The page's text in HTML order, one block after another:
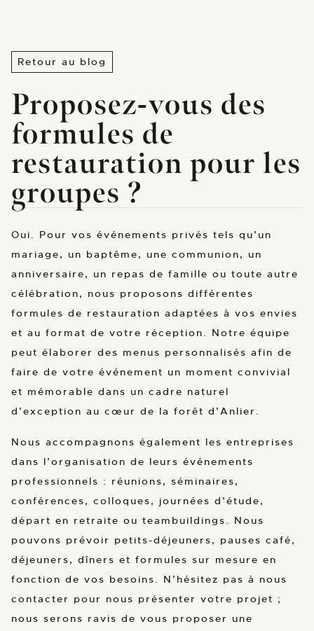
Retour au blog
Proposez-vous des
formules de
restauration pour les
groupes ?
Oui. Pour vos événements privés tels qu’un
mariage, un baptême, une communion, un
anniversaire, un repas de famille ou toute autre
célébration, nous proposons différentes
formules de restauration adaptées à vos envies
et au format de votre réception. Notre équipe
peut élaborer des menus personnalisés afin de
faire de votre événement un moment convivial
et mémorable dans un cadre naturel
d’exception au cœur de la forêt d’Anlier.
Nous accompagnons également les entreprises
dans l’organisation de leurs événements
professionnels : réunions, séminaires,
conférences, colloques, journées d’étude,
départ en retraite ou teambuildings. Nous
pouvons prévoir petits-déjeuners, pauses café,
déjeuners, dîners et formules sur mesure en
fonction de vos besoins. N’hésitez pas à nous
contacter pour nous présenter votre projet ;
nous serons ravis de vous proposer une